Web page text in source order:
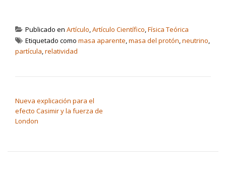
Publicado en Artículo,Artículo Científico,Física Teórica
Etiquetado como masa aparente,masa del protón,neutrino,
partícula,relatividad
Nueva explicación para el
efecto Casimir y la fuerza de
London